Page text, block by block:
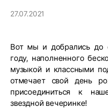
27.07.2021
Вот мы и добрались до
году, наполненного
музыкой и классными
отмечает свой день
присоединиться к
звездной вечеринке!